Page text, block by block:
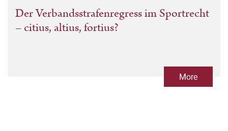
Der Verbandsstrafenregress im Sportrecht
– citius, altius, fortius?
More